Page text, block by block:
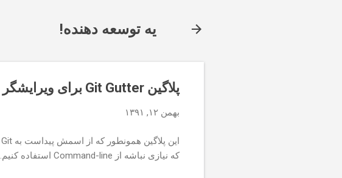
یه توسعه دهنده!
پلاگین Git Gutter برای ویرایشگر Sublime Text
بهمن ۱۲, ۱۳۹۱
این پلاگین همونطور که از اسمش پیداست به Git
که نیازی نباشه از Command-line استفاده کنیم